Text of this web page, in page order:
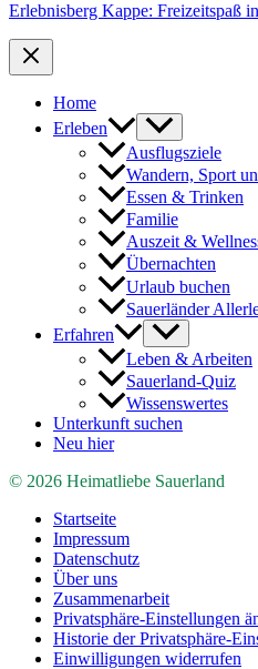
Erlebnisberg Kappe: Freizeitspaß
Home
Erleben
Ausflugsziele
Wandern, Sport
Essen & Trinken
Familie
Auszeit &
Übernachten
Urlaub buchen
Sauerländer
Erfahren
Leben & Arbeiten
Sauerland-Quiz
Wissenswertes
Unterkunft suchen
Neu hier
© 2026 Heimatliebe Sauerland
Startseite
Impressum
Datenschutz
Über uns
Zusammenarbeit
Privatsphäre-Einstellungen
Historie der Privatsphäre-
Einwilligungen widerrufen